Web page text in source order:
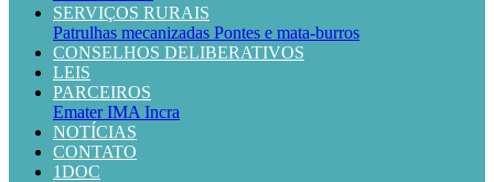
SERVIÇOS RURAIS
Patrulhas mecanizadas Pontes e mata-burros
CONSELHOS DELIBERATIVOS
LEIS
PARCEIROS
EmaterIMA Incra
NOTÍCIAS
CONTATO
1DOC